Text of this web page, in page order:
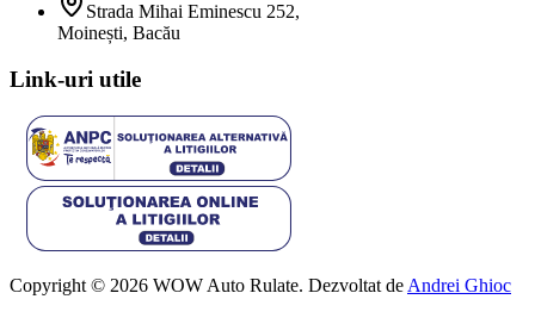
Strada Mihai Eminescu 252,
Moinești, Bacău
Link-uri utile
Copyright © 2026 WOW Auto Rulate. Dezvoltat de Andrei Ghioc